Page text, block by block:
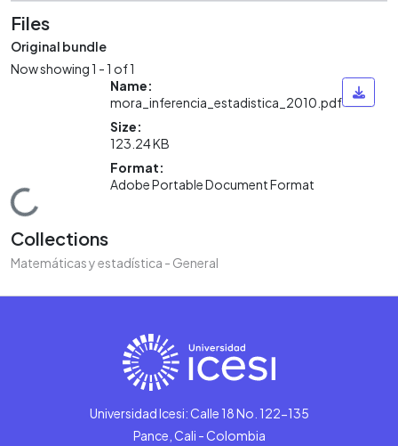
Files
Original bundle
Now showing1 - 1 of 1
Loading...
Name:
mora_inferencia_estadistica_2010.pdf
Size:
123.24 KB
Format:
Adobe Portable Document Format
Collections
Matemáticas y estadística - General
Universidad Icesi: Calle 18 No. 122-135
Pance, Cali - Colombia